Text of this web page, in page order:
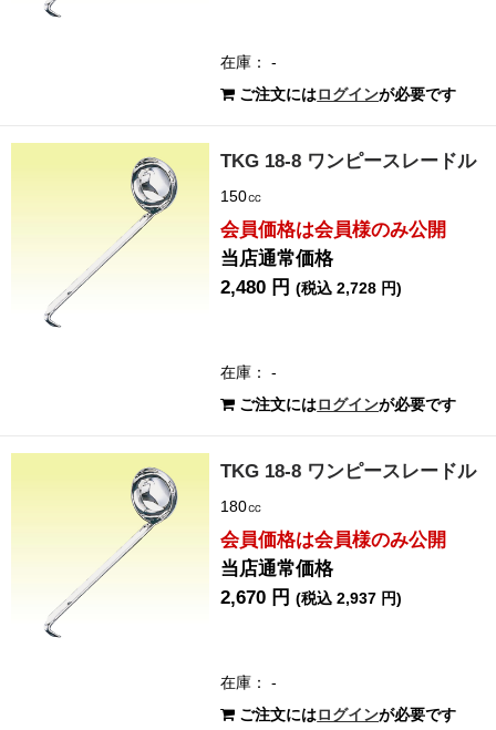
在庫： -
ご注文にはログインが必要です
TKG 18-8 ワンピースレードル
150㏄
会員価格は会員様のみ公開
当店通常価格
2,480 円(税込 2,728 円)
在庫： -
ご注文にはログインが必要です
TKG 18-8 ワンピースレードル
180㏄
会員価格は会員様のみ公開
当店通常価格
2,670 円(税込 2,937 円)
在庫： -
ご注文にはログインが必要です